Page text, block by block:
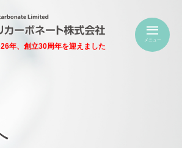
年、創立30周年を迎えました
メニュー